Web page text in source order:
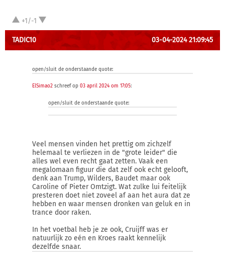
+1/-1
TADIC10 03-04-2024 21:09:45
open/sluit de onderstaande quote:
ElSimao2 schreef op 03 april 2024 om 17:05:
open/sluit de onderstaande quote:
Veel mensen vinden het prettig om zichzelf
helemaal te verliezen in de "grote leider" die
alles wel even recht gaat zetten. Vaak een
megalomaan figuur die dat zelf ook echt gelooft,
denk aan Trump, Wilders, Baudet maar ook
Caroline of Pieter Omtzigt. Wat zulke lui feitelijk
presteren doet niet zoveel af aan het aura dat ze
hebben en waar mensen dronken van geluk en in
trance door raken.
In het voetbal heb je ze ook, Cruijff was er
natuurlijk zo eén en Kroes raakt kennelijk
dezelfde snaar.